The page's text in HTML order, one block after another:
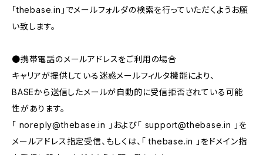
「thebase.in」でメールフォルダの検索を行っていただくようお願
い致します。
●携帯電話のメールアドレスをご利用の場合
キャリアが提供している迷惑メールフィルタ機能により、
BASEから送信したメールが自動的に受信拒否されている可能
性があります。
「 noreply@thebase.in 」および「 support@thebase.in
」を
メールアドレス指定受信、もしくは、「 thebase.in 」をドメイン指